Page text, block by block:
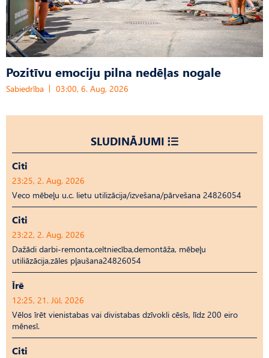
Pozitīvu emociju pilna nedēļas nogale
Sabiedrība 03:00, 6. Aug, 2026
SLUDINĀJUMI
Citi
23:25, 2. Aug, 2026
Veco mēbeļu u.c. lietu utilizācija/izvešana/pārvešana 24826054
Citi
23:22, 2. Aug, 2026
Dažādi darbi-remonta,celtniecība,demontāža, mēbeļu
utiliāzācija,zāles pļaušana24826054
Īrē
12:25, 21. Jūl, 2026
Vēlos īrēt vienistabas vai divistabas dzīvokli cēsīs, līdz 200 eiro
mēnesī.
Citi